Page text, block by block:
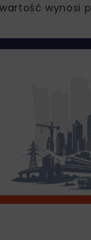
wynosi